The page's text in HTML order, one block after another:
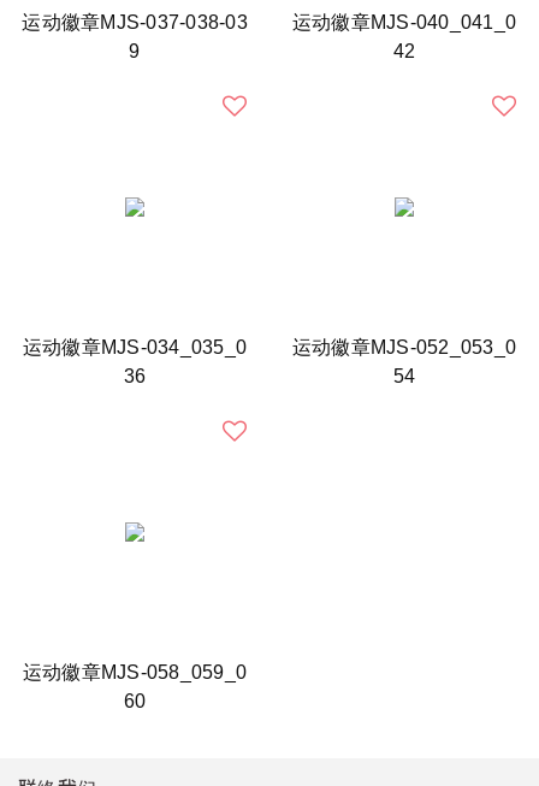
运动徽章MJS-037-038-03
9
运动徽章MJS-040_041_0
42
运动徽章MJS-034_035_0
36
运动徽章MJS-052_053_0
54
运动徽章MJS-058_059_0
60